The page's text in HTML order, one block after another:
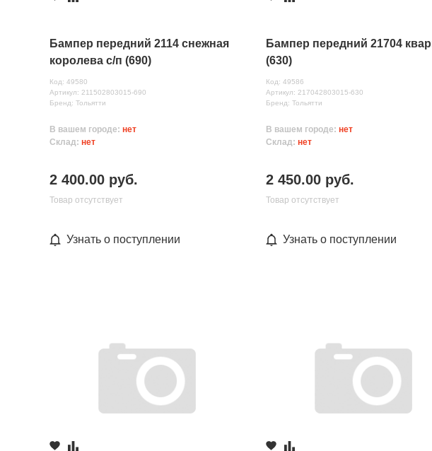
Бампер передний 2114 снежная
королева с/п (690)
Код: 49580
Артикул: 211502803015-690
Бренд: Тольятти
В вашем городе: нет
Склад: нет
2 400.00 руб.
Товар отсутствует
Узнать о поступлении
Бампер передний 21704
(630)
Код: 49586
Артикул: 217042803015-630
Бренд: Тольятти
В вашем городе:нет
Склад:нет
2 450.00 руб.
Товар отсутствует
Узнать о поступлении